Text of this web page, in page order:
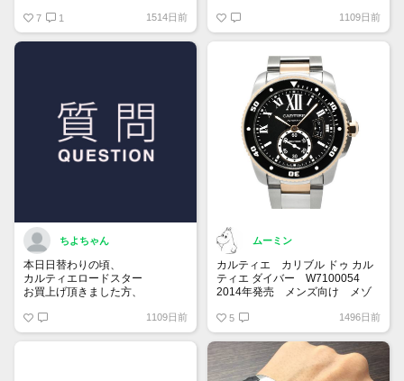
円にして約2,400万円で落札され
た伝説のクラッシュウォッチ。
7 1 1514日前
せ_(..)_
1109日前
ちよちゃん
本日日替わりの頃、
カルティエロードスター
お買上げ頂きました方、
サーバーがダウンしているようで
す。
1109日前
ムーミン
カルティエ カリブル ドゥ カル
ティエ ダイバー W7100054
2014年発売 メンズ向け メゾ
ウォッチとして作られました！
300m防水を兼ねケースの厚みを
11ミリの薄いケースを採用する
ことでドレスシーンにも使用でき
るデザインになっています！
5 1496日前